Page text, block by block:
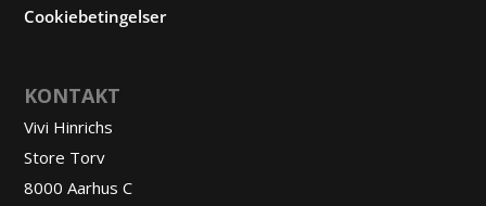
Cookiebetingelser
KONTAKT
Vivi Hinrichs
Store Torv
8000 Aarhus C